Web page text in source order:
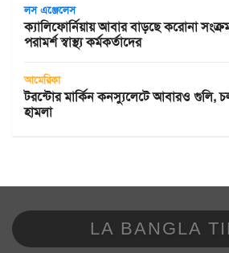
লস এঞ্জেলেস
ক্যালিফোর্নিয়ায় আবার বাড়ছে করোনা
পরামর্শ স্বাস্থ্য কর্মকর্তাদের
আমেরিকা
টরন্টোর মার্কিন কনস্যুলেটে আবারও গুলি,
হামলা
LA BANGLA